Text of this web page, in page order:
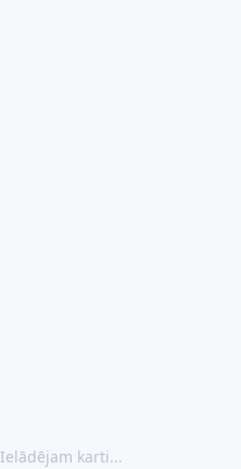
Ielādējam karti...